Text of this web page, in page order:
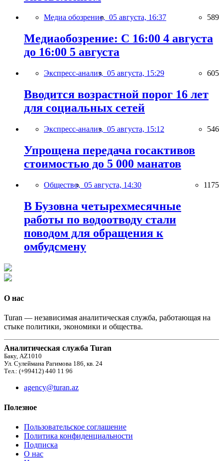
Медиа обозрение, 05 августа, 16:37 589
Медиаобозрение: С 16:00 4 августа
до 16:00 5 августа
Экспресс-анализ, 05 августа, 15:29 605
Вводится возрастной порог 16 лет
для социальных сетей
Экспресс-анализ, 05 августа, 15:12 546
Упрощена передача госактивов
стоимостью до 5 000 манатов
Общество, 05 августа, 14:30 1175
В Бузовна четырехмесячные
работы по водоотводу стали
поводом для обращения к
омбудсмену
О нас
Turan — независимая аналитическая служба, работающая на
стыке политики, экономики и общества.
Аналитическая служба Turan
Баку, AZ1010
Ул. Сулеймана Рагимова 186, кв. 24
Тел.: (+99412) 440 11 96
agency@turan.az
Полезное
Пользовательское соглашение
Политика конфиденциальности
Подписка
О нас